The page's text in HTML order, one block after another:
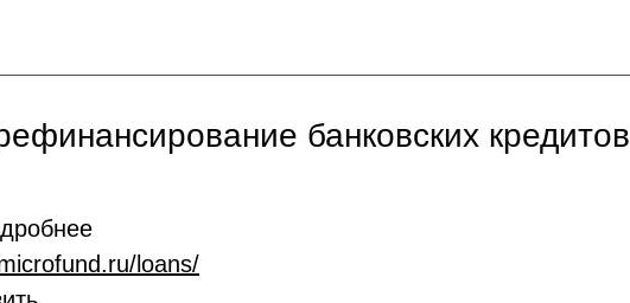
банковских кредитов
loans/